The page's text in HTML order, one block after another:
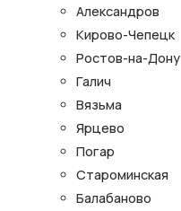
Александров
Кирово-Чепецк
Ростов-на-Дону
Галич
Вязьма
Ярцево
Погар
Староминская
Балабаново